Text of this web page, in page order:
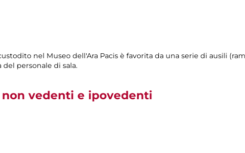
nel Museo dell'Ara Pacis è favorita da una serie di ausili
del personale di sala.
vedenti e ipovedenti